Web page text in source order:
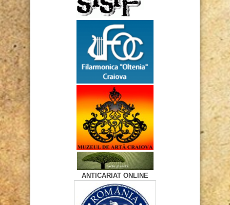
ANTICARIAT ONLINE